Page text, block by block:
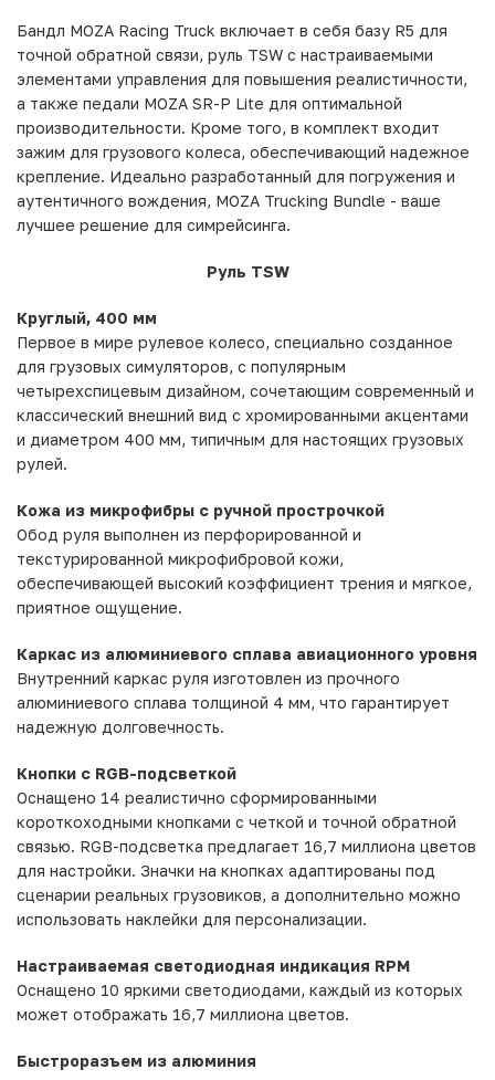
Бандл MOZA Racing Truck включает в себя базу R5 для
точной обратной связи, руль TSW с настраиваемыми
элементами управления для повышения реалистичности,
а также педали MOZA SR-P Lite для оптимальной
производительности. Кроме того, в комплект входит
зажим для грузового колеса, обеспечивающий надежное
крепление. Идеально разработанный для погружения и
аутентичного вождения, MOZA Trucking Bundle - ваше
лучшее решение для симрейсинга.
Руль TSW
Круглый, 400 мм
Первое в мире рулевое колесо, специально созданное
для грузовых симуляторов, с популярным
четырехспицевым дизайном, сочетающим современный и
классический внешний вид с хромированными акцентами
и диаметром 400 мм, типичным для настоящих грузовых
рулей.
Кожа из микрофибры с ручной прострочкой
Обод руля выполнен из перфорированной и
текстурированной микрофибровой кожи,
обеспечивающей высокий коэффициент трения и мягкое,
приятное ощущение.
Каркас из алюминиевого сплава авиационного уровня
Внутренний каркас руля изготовлен из прочного
алюминиевого сплава толщиной 4 мм, что гарантирует
надежную долговечность.
Кнопки с RGB-подсветкой
Оснащено 14 реалистично сформированными
короткоходными кнопками с четкой и точной обратной
связью. RGB-подсветка предлагает 16,7 миллиона цветов
для настройки. Значки на кнопках адаптированы под
сценарии реальных грузовиков, а дополнительно можно
использовать наклейки для персонализации.
Настраиваемая светодиодная индикация RPM
Оснащено 10 яркими светодиодами, каждый из которых
может отображать 16,7 миллиона цветов.
Быстроразъем из алюминия